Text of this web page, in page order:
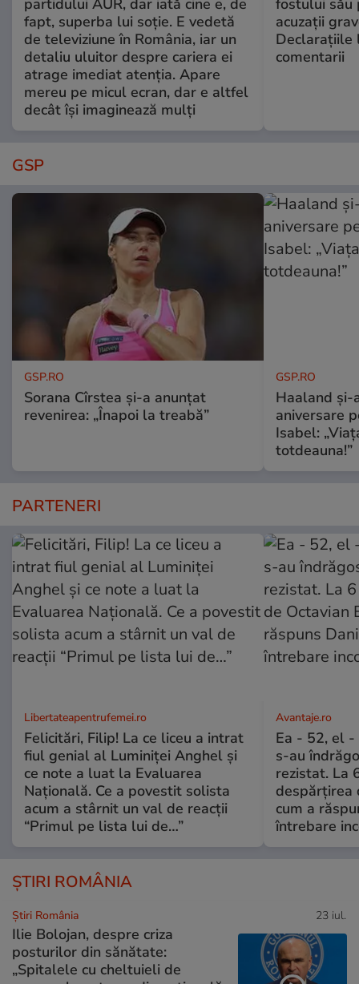
fapt, superba lui soție. E vedetă
de televiziune în România, iar un
detaliu uluitor despre cariera ei
atrage imediat atenția. Apare
mereu pe micul ecran, dar e altfel
decât își imaginează mulți
acuzații
Declarațiile
comentarii
GSP
GSP.RO
Sorana Cîrstea și-a anunțat
revenirea: „Înapoi la treabă”
GSP.RO
Haaland
aniversare
Isabel:
totdeauna!”
PARTENERI
Libertateapentrufemei.ro
Felicitări, Filip! La ce liceu a intrat
fiul genial al Luminiței Anghel și
ce note a luat la Evaluarea
Națională. Ce a povestit solista
acum a stârnit un val de reacții
“Primul pe lista lui de…”
Avantaje.ro
Ea - 52, el -
s-au
rezistat. La
despărțirea
cum a
întrebare
ȘTIRI ROMÂNIA
Știri România 23 iul.
Ilie Bolojan, despre criza
posturilor din sănătate:
„Spitalele cu cheltuieli de